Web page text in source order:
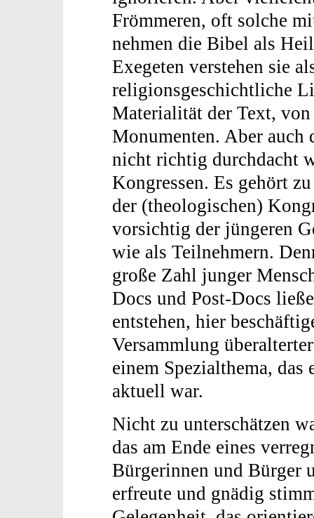
Frömmeren, oft solche
nehmen die Bibel als
Exegeten verstehen sie
religionsgeschichtliche
Materialität der Text,
Monumenten. Aber auch
nicht richtig durchdacht
Kongressen. Es gehört
der (theologischen)
vorsichtig der jüngeren
wie als Teilnehmern.
große Zahl junger
Docs und Post-Docs
entstehen, hier
Versammlung
einem Spezialthema,
aktuell war.
Nicht zu unterschätzen
das am Ende eines
Bürgerinnen und Bürger
erfreute und gnädig